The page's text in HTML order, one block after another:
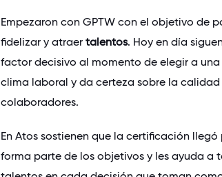
Empezaron con GPTW con el objetivo de
fidelizar y atraer talentos. Hoy en día
factor decisivo al momento de elegir a
clima laboral y da certeza sobre la calidad
colaboradores.
En Atos sostienen que la certificación llegó
forma parte de los objetivos y les ayuda a